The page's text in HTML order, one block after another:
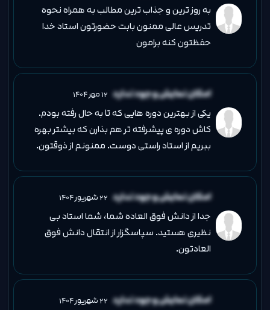
به روز ترین و جذاب ترین مطالب به همراه نحوه
تدریس عالی ممنون بابت حضورتون استاد خدا
حفظتون کنه برامون
امکان نمایش وجود ندارد 12 مهر 1404
یکی از بهترین دوره هایی که تا به حال رفته بودم.
کاش دوره ی پیشرفته تر هم بذارن که بیشتر بهره
ببریم از استاد راستی دوست. ممنونم از ذوقتون.
امکان نمایش وجود ندارد 22 شهریور 1404
جدا از دانش فوق العاده شما، شما استاد بی
نظیری هستید. سپاسگزار از انتقال دانش فوق
العادتون.
امکان نمایش وجود ندارد 22 شهریور 1404